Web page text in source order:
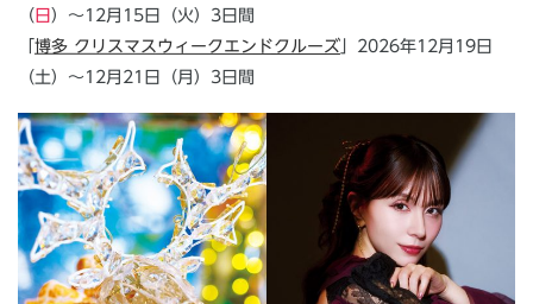
（ 日 ）～12月15日（火）3日間
「博多 クリスマスウィークエンドクルーズ」2026年12月19日
（土）～12月21日（月）3日間